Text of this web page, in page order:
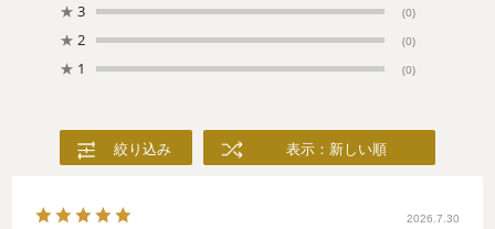
★ 3 (0)
★ 2 (0)
★ 1 (0)
絞り込み 表示：新しい順
2026.7.30